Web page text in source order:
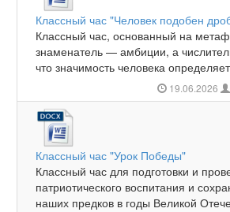
Классный час "Человек подобен
Классный час, основанный на
знаменатель — амбиции, а
что значимость человека
19.06.2026
Классный час "Урок Победы"
Классный час для подготовки и
патриотического воспитания и
наших предков в годы Великой